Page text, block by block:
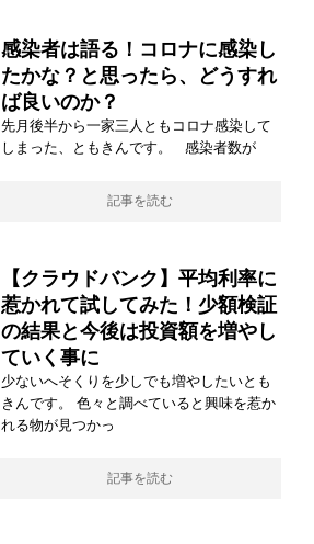
感染者は語る！コロナに感染し
たかな？と思ったら、どうすれ
ば良いのか？
先月後半から一家三人ともコロナ感染して
しまった、ともきんです。 感染者数が
記事を読む
【クラウドバンク】平均利率に
惹かれて試してみた！少額検証
の結果と今後は投資額を増やし
ていく事に
少ないへそくりを少しでも増やしたいとも
きんです。 色々と調べていると興味を惹か
れる物が見つかっ
記事を読む